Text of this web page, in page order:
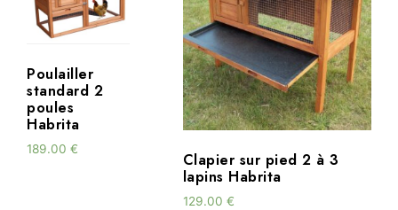
Poulailler
standard 2
poules
Habrita
189.00 €
Clapier sur pied 2 à 3
lapins Habrita
129.00 €